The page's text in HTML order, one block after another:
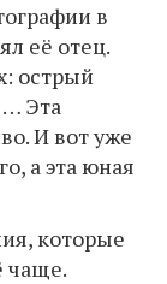
в
её отец.
острый
Эта
И вот уже
а эта юная
которые
чаще.